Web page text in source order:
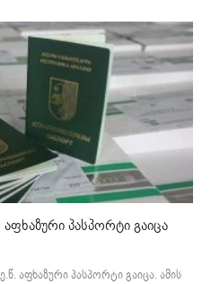
პასპორტი გაიცა
აფხაზური პასპორტი გაიცა. ამის